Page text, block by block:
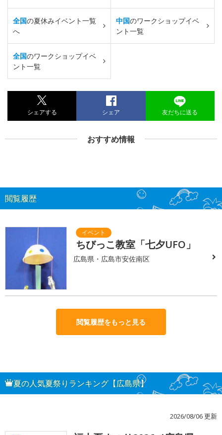
全国の夏休みイベント一覧
へ
中国のワークショップイベ
ント一覧
全国のワークショップイベ
ント一覧
シェアする シェア 友だちに送る
おすすめ情報
閲覧履歴
ちびっこ教室「七夕UFO」
広島県・広島市安佐南区
閲覧履歴をもっと見る
夏の人気夏祭りランキング【広島県】
2026/08/06 更新